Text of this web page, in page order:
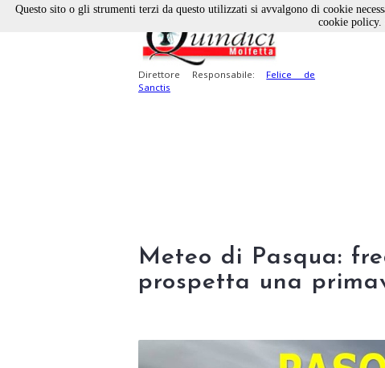
Direttore Responsabile: Felice de
Sanctis
Meteo di Pasqua:
prospetta una
Questo sito o gli strumenti terzi da questo utilizzati si avvalgono di cookie
cookie policy.